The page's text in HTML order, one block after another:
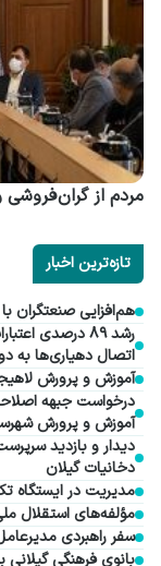
مردم از گران
تازه‌ترین اخبار
هم‌افزایی صنعتگران
رشد ۸۹ درصدی
اتصال دهیاری‌ها به
آموزش و پرورش
درخواست جبهه
آموزش و پرورش
دیدار و بازدید
دخانیات گیلان
مدیریت در ایستگاه
مؤلفه‌های استقلال
سفر راهبردی
بانوی فرهنگی